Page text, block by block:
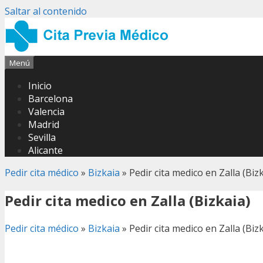
Saltar al contenido
Menú
Inicio
Barcelona
Valencia
Madrid
Sevilla
Alicante
Pedir cita médico » Bizkaia » Pedir cita medico en Zalla
Pedir cita medico en Zalla (Bizkaia)
Pedir cita médico » Bizkaia » Pedir cita medico en Zalla